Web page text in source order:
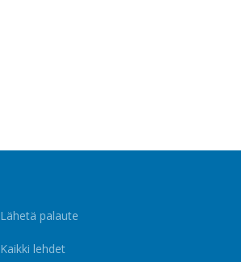
Lähetä palaute
Kaikki lehdet